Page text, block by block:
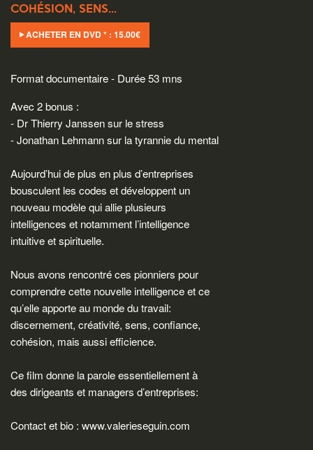
COHÉSION, SENS...
ACHETER EN DVD * :15.00€
Format documentaire - Durée 53 mns
Avec 2 bonus :
- Dr Thierry Janssen sur le stress
- Jonathan Lehmann sur la tyrannie du mental
Aujourd’hui de plus en plus d’entreprises
bousculent les codes et développent un
nouveau modèle qui allie plusieurs
intelligences et notamment l’intelligence
intuitive et spirituelle.
Nous avons rencontré ces pionniers pour
comprendre cette nouvelle intelligence et ce
qu’elle apporte au monde du travail:
discernement, créativité, sens, confiance,
cohésion, mais aussi efficience.
Ce film donne la parole essentiellement à
des dirigeants et managers d’entreprises:
Contact et bio : www.valerieseguin.com